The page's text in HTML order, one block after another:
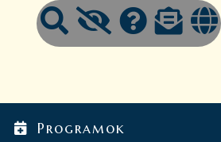
Programok